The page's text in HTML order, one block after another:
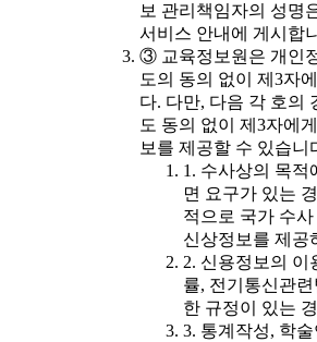
보 관리책임자의 성명
서비스 안내에 게시합
③ 교육정보원은 개인
도의 동의 없이 제3자
다. 다만, 다음 각 호의
도 동의 없이 제3자에
보를 제공할 수 있습니
1. 수사상의 목적
면 요구가 있는
적으로 국가 수
신상정보를 제공
2. 신용정보의 이
률, 전기통신관
한 규정이 있는
3. 통계작성, 학